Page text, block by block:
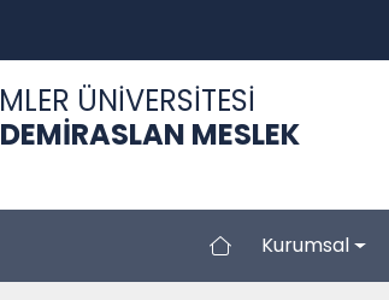
ÜNİVERSİTESİ
MESLEK
Kurumsal